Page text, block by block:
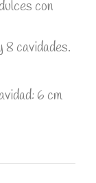
con
8 cavidades.
6 cm